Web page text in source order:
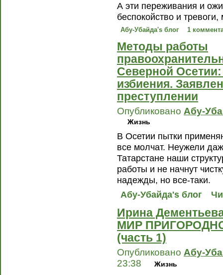
А эти переживания и
беспокойство и
Абу-Убайда's блог 1
Методы работы
Северной
избиения.
преступлении
Опубликовано Абу-
Жизнь
В Осетии пытки
все молчат. Неужели
Татарстане наши
работы и не начнут
надежды, но все-таки.
Абу-Убайда's блог
Ирина
МИР
(часть 1)
Опубликовано Абу-
23:38
Жизнь